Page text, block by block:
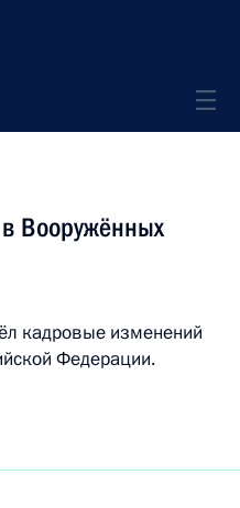
Вооружённых
кадровые изменений
Федерации.